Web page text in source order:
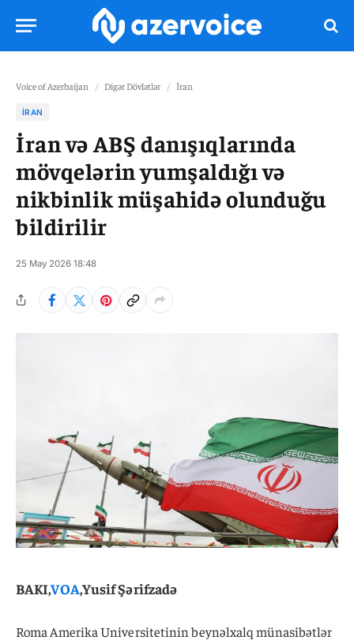
Voice of Azerbaijan / Digər Dövlətlər / İran
İRAN
İran və ABŞ danışıqlarında
mövqelərin yumşaldığı və
nikbinlik müşahidə olunduğu
bildirilir
25 May 2026 18:48
BAKI,VOA,Yusif Şərifzadə
Roma Amerika Universitetinin beynəlxalq münasibətlər